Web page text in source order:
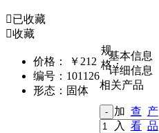
已收藏
收藏
价格：
￥212
编号： 101126
形态： 固体
规
格：
加
入
查
看
产
品
基本信息
详细信息
相关产品